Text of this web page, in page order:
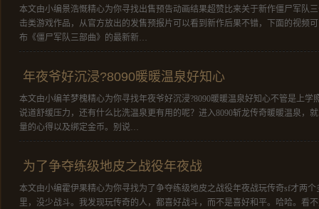
本文由小编景浩慨精心为你寻找出售预告动画结果超赞比来关于新作僵尸军队
击类游戏作品，从官方放出的发售预报片可以看到新作后果不错，下面的视频
布《僵尸军队三部曲》的最新新…
年夜爷好沉浸?8090暖暖温泉好知心
本文由小编羊梦槐精心为你寻找年夜爷好沉浸?8090暖暖温泉好知心不管是上学
说道舒缓压力，还有什么比洗温泉更有用的呢？进入8090斩龙传奇暖暖温泉，
量的心得以及绑定金币。别说…
为了争夺练级地皮之战役年夜战
本文由小编霍伊果精心为你寻找为了争夺练级地皮之战役年夜战玩传奇sf才两
里，没少战斗。我发现玩传奇的人，都喜好战斗，而不是喜好和平。哈哈。看